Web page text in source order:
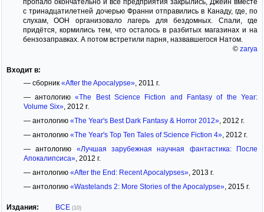
с тринадцатилетней дочерью Франни отправились в Канаду, где, по
слухам, ООН организовало лагерь для бездомных. Спали, где
придётся, кормились тем, что осталось в разбитых магазинах и на
бензозаправках. А потом встретили парня, назвавшегося Натом.
© zarya
Входит в:
— сборник «After the Apocalypse», 2011 г.
— антологию«The Best Science Fiction and Fantasy of the Year:
Volume Six», 2012 г.
— антологию «The Year's Best Dark Fantasy & Horror 2012», 2012 г.
— антологию «The Year's Top Ten Tales of Science Fiction 4», 2012 г.
— антологию «Лучшая зарубежная научная фантастика: После
Апокалипсиса», 2012 г.
— антологию «After the End: Recent Apocalypses», 2013 г.
— антологию «Wastelands 2: More Stories of the Apocalypse», 2015 г.
Издания: ВСЕ (10)